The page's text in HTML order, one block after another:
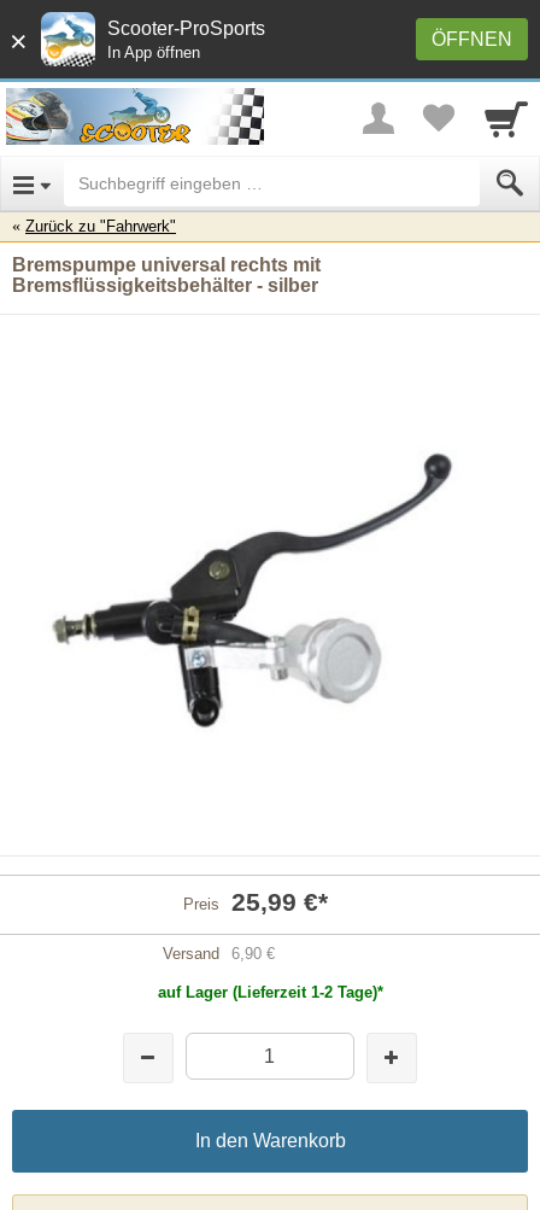
× ÖFFNEN
Scooter-ProSports
In App öffnen
Zurück zu "Fahrwerk"
Bremspumpe universal rechts mit
Bremsflüssigkeitsbehälter - silber
Preis 25,99 €*
Versand 6,90 €
auf Lager (Lieferzeit 1-2 Tage)*
In den Warenkorb